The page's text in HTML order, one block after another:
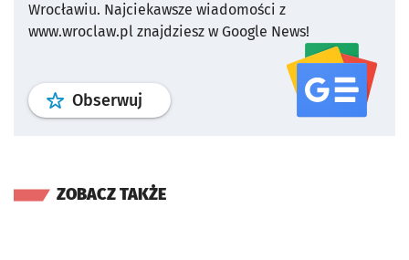
Wrocławiu. Najciekawsze wiadomości z
www.wroclaw.pl znajdziesz w Google News!
Obserwuj profil serwisu
ZOBACZ TAKŻE